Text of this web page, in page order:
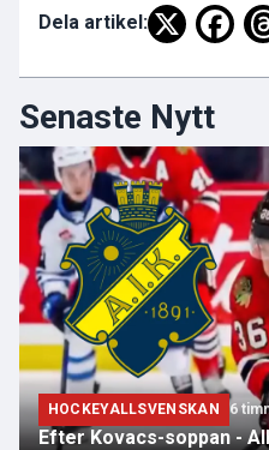
Dela artikel:
Senaste Nytt
HOCKEYALLSVENSKAN 6
Efter Kovacs-soppan -